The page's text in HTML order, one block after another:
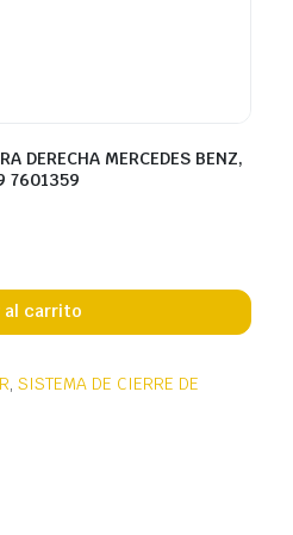
DERECHA MERCEDES BENZ,
7601359
al carrito
,SISTEMA DE CIERRE DE